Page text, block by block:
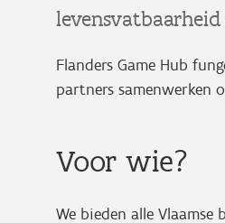
Flanders Game Hub
partners samenwerken
Voor wie?
We bieden alle